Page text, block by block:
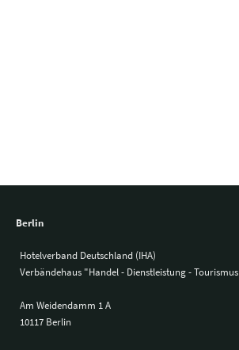
Berlin
Hotelverband Deutschland (IHA)
Verbändehaus "Handel - Dienstleistung -
Am Weidendamm 1 A
10117 Berlin